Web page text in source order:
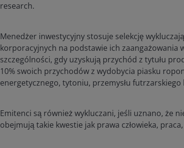
research.
Menedżer inwestycyjny stosuje selekcję
korporacyjnych na podstawie ich zaangażowania
szczególności, gdy uzyskują przychód z tytułu
10% swoich przychodów z wydobycia piasku
energetycznego, tytoniu, przemysłu
Emitenci są również wykluczani, jeśli uznano, że
obejmują takie kwestie jak prawa człowieka,